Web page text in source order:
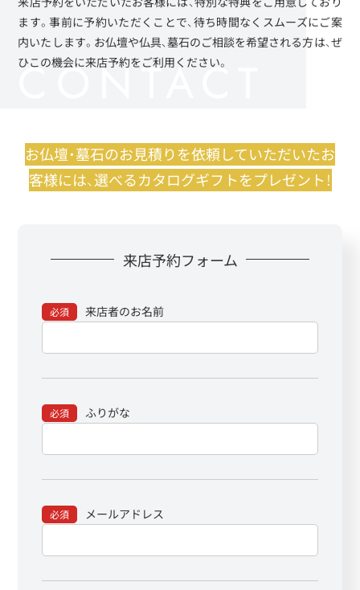
ます。事前に予約いただくことで、待ち時間なくスムーズにご案
内いたします。お仏壇や仏具、墓石のご相談を希望される方は、ぜ
ひこの機会に来店予約をご利用ください。
お仏壇・墓石のお見積りを依頼していただいたお
客様には、選べるカタログギフトをプレゼント！
来店予約フォーム
必須 来店者のお名前
必須 ふりがな
必須 メールアドレス